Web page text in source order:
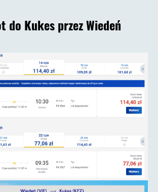
do Kukes przez Wiedeń